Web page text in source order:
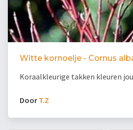
Witte kornoelje - Cornus
Koraalkleurige takken kleuren
Door T.Z